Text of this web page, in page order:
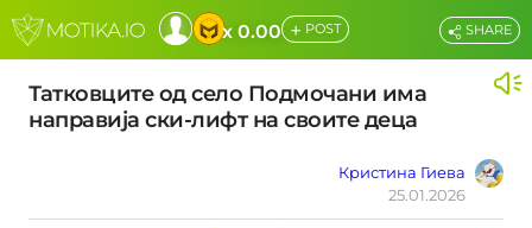
x 0.00 + POST
Татковците од село Подмочани има
направија ски-лифт на своите деца
Кристина Гиева
25.01.2026
SHARE